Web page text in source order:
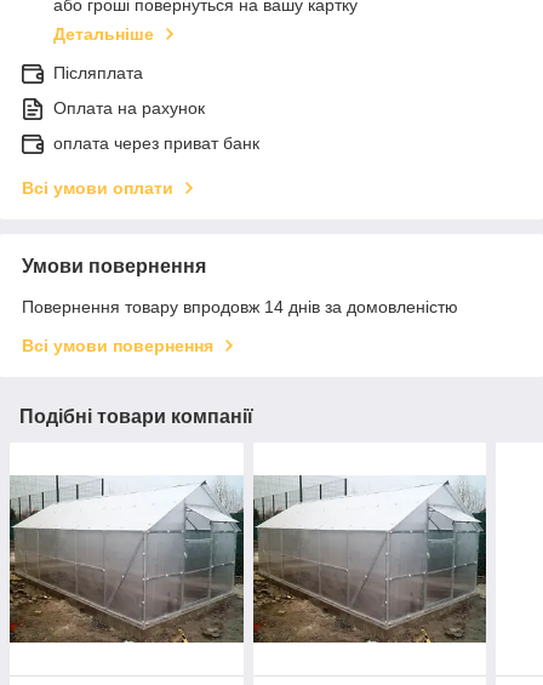
або гроші повернуться на вашу картку
Детальніше
Післяплата
Оплата на рахунок
оплата через приват банк
Всі умови оплати
Умови повернення
Повернення товару впродовж 14 днів за домовленістю
Всі умови повернення
Подібні товари компанії